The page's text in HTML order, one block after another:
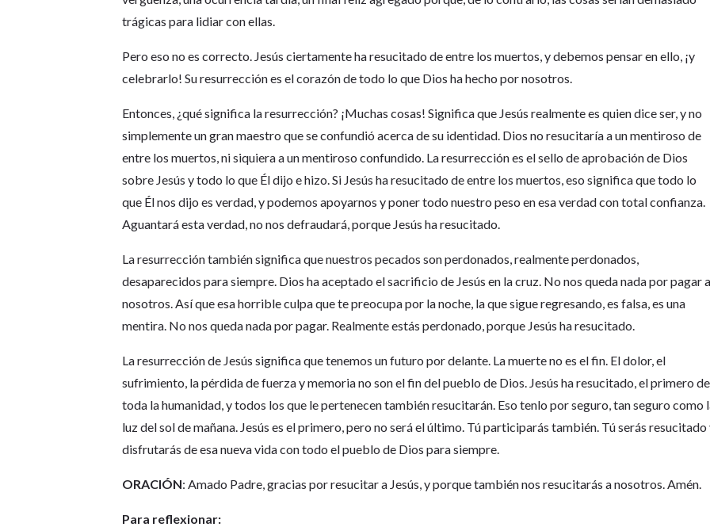
trágicas para lidiar con ellas.
Pero eso no es correcto. Jesús ciertamente ha resucitado de entre los muertos, y debemos pensar en ello, ¡y
celebrarlo! Su resurrección es el corazón de todo lo que Dios ha hecho por nosotros.
Entonces, ¿qué significa la resurrección? ¡Muchas cosas! Significa que Jesús realmente es quien dice ser, y no
simplemente un gran maestro que se confundió acerca de su identidad. Dios no resucitaría a un mentiroso de
entre los muertos, ni siquiera a un mentiroso confundido. La resurrección es el sello de aprobación de Dios
sobre Jesús y todo lo que Él dijo e hizo. Si Jesús ha resucitado de entre los muertos, eso significa que todo lo
que Él nos dijo es verdad, y podemos apoyarnos y poner todo nuestro peso en esa verdad con total confianza.
Aguantará esta verdad, no nos defraudará, porque Jesús ha resucitado.
La resurrección también significa que nuestros pecados son perdonados, realmente perdonados,
desaparecidos para siempre. Dios ha aceptado el sacrificio de Jesús en la cruz. No nos queda nada por pagar a
nosotros. Así que esa horrible culpa que te preocupa por la noche, la que sigue regresando, es falsa, es una
mentira. No nos queda nada por pagar. Realmente estás perdonado, porque Jesús ha resucitado.
La resurrección de Jesús significa que tenemos un futuro por delante. La muerte no es el fin. El dolor, el
sufrimiento, la pérdida de fuerza y memoria no son el fin del pueblo de Dios. Jesús ha resucitado, el primero de
toda la humanidad, y todos los que le pertenecen también resucitarán. Eso tenlo por seguro, tan seguro como
luz del sol de mañana. Jesús es el primero, pero no será el último. Tú participarás también. Tú serás resucitado
disfrutarás de esa nueva vida con todo el pueblo de Dios para siempre.
ORACIÓN: Amado Padre, gracias por resucitar a Jesús, y porque también nos resucitarás a nosotros. Amén.
Para reflexionar: